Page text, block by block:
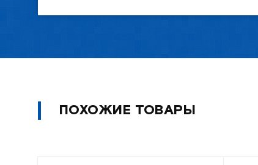
ПОХОЖИЕ ТОВАРЫ